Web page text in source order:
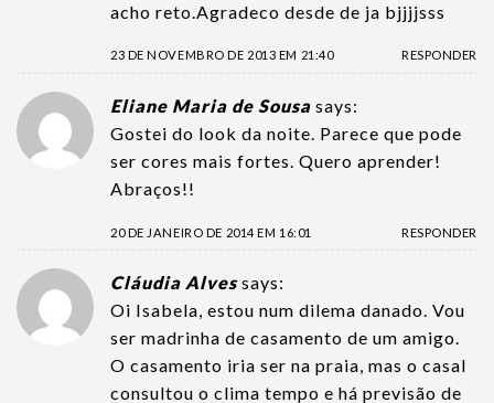
acho reto.Agradeco desde de ja bjjjjsss
23 DE NOVEMBRO DE 2013 EM 21:40 RESPONDER
Eliane Maria de Sousa says:
Gostei do look da noite. Parece que pode
ser cores mais fortes. Quero aprender!
Abraços!!
20 DE JANEIRO DE 2014 EM 16:01 RESPONDER
Cláudia Alves says:
Oi Isabela, estou num dilema danado. Vou
ser madrinha de casamento de um amigo.
O casamento iria ser na praia, mas o casal
consultou o clima tempo e há previsão de